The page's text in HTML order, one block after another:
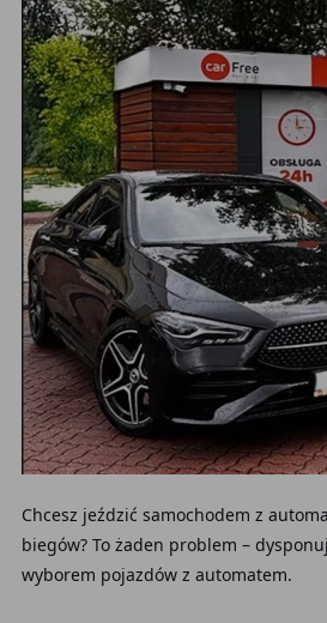
Chcesz jeździć samochodem z
biegów? To żaden problem –
wyborem pojazdów z automatem.